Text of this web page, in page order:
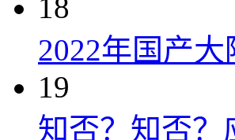
18
2022年国产
19
知否？知否？